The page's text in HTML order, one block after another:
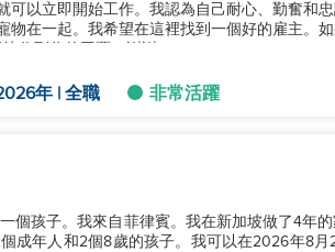
以立即開始工作。我認為自己耐心、勤奮和忠
物在一起。我希望在這裡找到一個好的雇主。
年 | 全職 非常活躍
個孩子。我來自菲律賓。我在新加坡做了4年
成年人和2個8歲的孩子。我可以在2026年8月